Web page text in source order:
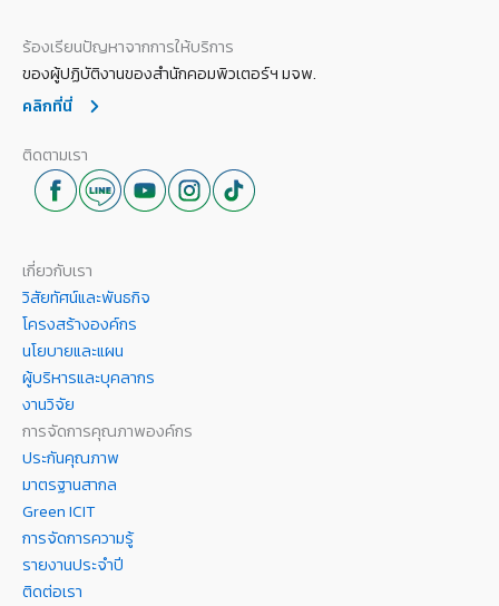
ร้องเรียนปัญหาจากการให้บริการ
ของผู้ปฏิบัติงานของสำนักคอมพิวเตอร์ฯ มจพ.
คลิกที่นี่
ติดตามเรา
เกี่ยวกับเรา
วิสัยทัศน์และพันธกิจ
โครงสร้างองค์กร
นโยบายและแผน
ผู้บริหารและบุคลากร
งานวิจัย
การจัดการคุณภาพองค์กร
ประกันคุณภาพ
มาตรฐานสากล
Green ICIT
การจัดการความรู้
รายงานประจำปี
ติดต่อเรา